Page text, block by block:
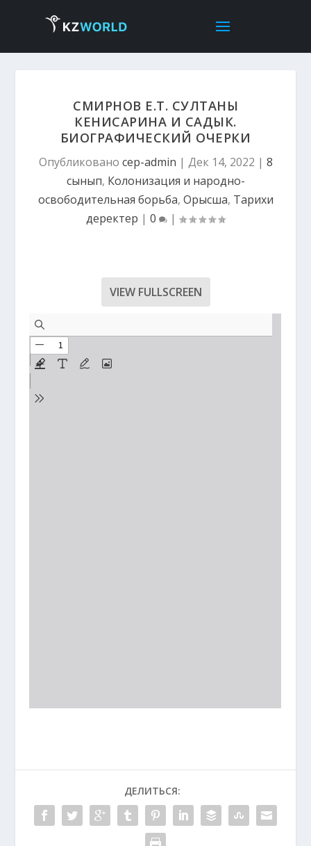
СМИРНОВ Е.Т. СУЛТАНЫ
КЕНИСАРИНА И САДЫК.
БИОГРАФИЧЕСКИЙ ОЧЕРКИ
Опубликовано cep-admin | Дек 14, 2022 | 8
сынып, Колонизация и народно-
освободительная борьба, Орысша, Тарихи
деректер | 0 |
VIEW FULLSCREEN
ДЕЛИТЬСЯ: